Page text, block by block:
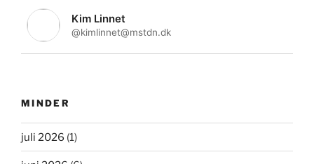
Kim Linnet
@kimlinnet@mstdn.dk
MINDER
juli 2026 (1)